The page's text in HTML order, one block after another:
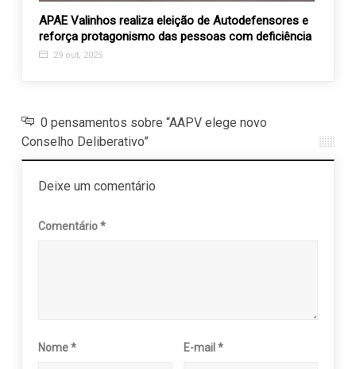
APAE Valinhos realiza eleição de Autodefensores e
reforça protagonismo das pessoas com deficiência
29 out, 2025
0 pensamentos sobre “AAPV elege novo
Conselho Deliberativo”
Deixe um comentário
Comentário*
Nome* E-mail*